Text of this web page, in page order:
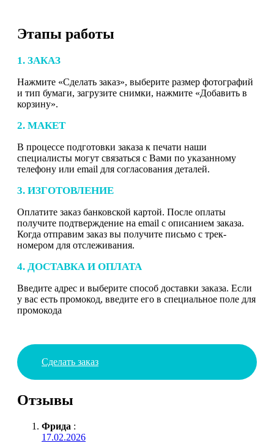
Этапы работы
1. ЗАКАЗ
Нажмите «Сделать заказ», выберите размер фотографий
и тип бумаги, загрузите снимки, нажмите «Добавить в
корзину».
2. МАКЕТ
В процессе подготовки заказа к печати наши
специалисты могут связаться с Вами по указанному
телефону или email для согласования деталей.
3. ИЗГОТОВЛЕНИЕ
Оплатите заказ банковской картой. После оплаты
получите подтверждение на email с описанием заказа.
Когда отправим заказ вы получите письмо с трек-
номером для отслеживания.
4. ДОСТАВКА И ОПЛАТА
Введите адрес и выберите способ доставки заказа. Если
у вас есть промокод, введите его в специальное поле для
промокода
Сделать заказ
Отзывы
Фрида :
17.02.2026